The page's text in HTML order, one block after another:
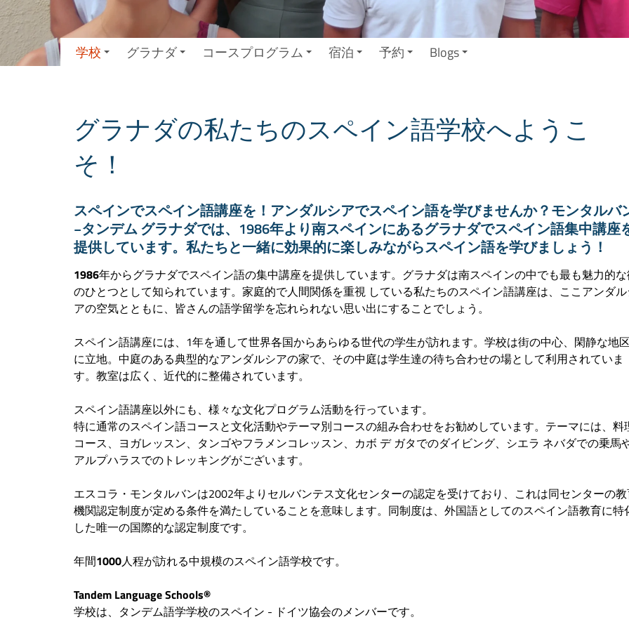
学校 グラナダ コースプログラム 宿泊 予約 Blogs
グラナダの私たちのスペイン語学校へようこ
そ！
スペインでスペイン語講座を！アンダルシアでスペイン語を学びませんか？モンタルバ
−タンデム グラナダでは、1986年より南スペインにあるグラナダでスペイン語集中講座
提供しています。私たちと一緒に効果的に楽しみながらスペイン語を学びましょう！
1986年からグラナダでスペイン語の集中講座を提供しています。グラナダは南スペインの中でも最も魅力的
のひとつとして知られています。家庭的で人間関係を重視 している私たちのスペイン語講座は、ここアンダ
アの空気とともに、皆さんの語学留学を忘れられない思い出にすることでしょう。
スペイン語講座には、1年を通して世界各国からあらゆる世代の学生が訪れます。学校は街の中心、閑静な地
に立地。中庭のある典型的なアンダルシアの家で、その中庭は学生達の待ち合わせの場として利用されていま
す。教室は広く、近代的に整備されています。
スペイン語講座以外にも、様々な文化プログラム活動を行っています。
特に通常のスペイン語コースと文化活動やテーマ別コースの組み合わせをお勧めしています。テーマには、料
コース、ヨガレッスン、タンゴやフラメンコレッスン、カボ デ ガタでのダイビング、シエラ ネバダでの乗馬
アルプハラスでのトレッキングがございます。
エスコラ・モンタルバンは2002年よりセルバンテス文化センターの認定を受けており、これは同センターの
機関認定制度が定める条件を満たしていることを意味します。同制度は、外国語としてのスペイン語教育に特
した唯一の国際的な認定制度です。
年間1000人程が訪れる中規模のスペイン語学校です。
Tandem Language Schools®
学校は、タンデム語学学校のスペイン - ドイツ協会のメンバーです。